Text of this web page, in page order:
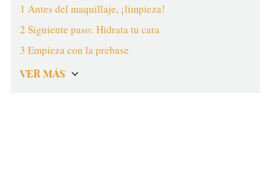
1 Antes del maquillaje, ¡limpieza!
2 Siguiente paso: Hidrata tu cara
3 Empieza con la prebase